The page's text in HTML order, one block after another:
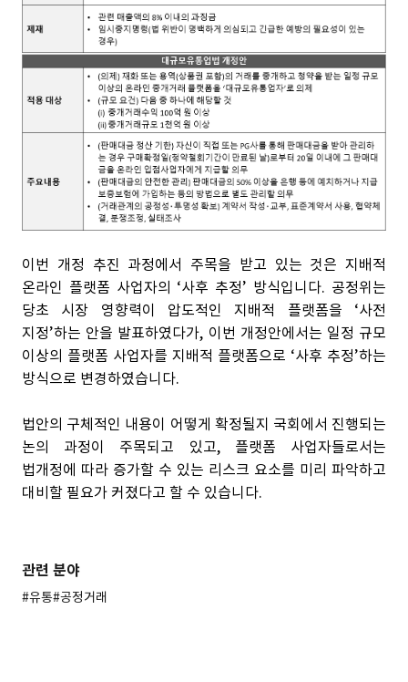
이번 개정 추진 과정에서 주목을 받고 있는 것은 지배적
온라인 플랫폼 사업자의 ‘사후 추정’ 방식입니다. 공정위는
당초 시장 영향력이 압도적인 지배적 플랫폼을 ‘사전
지정’하는 안을 발표하였다가, 이번 개정안에서는 일정 규모
이상의 플랫폼 사업자를 지배적 플랫폼으로 ‘사후 추정’하는
방식으로 변경하였습니다.
법안의 구체적인 내용이 어떻게 확정될지 국회에서 진행되는
논의 과정이 주목되고 있고, 플랫폼 사업자들로서는
법개정에 따라 증가할 수 있는 리스크 요소를 미리 파악하고
대비할 필요가 커졌다고 할 수 있습니다.
관련 분야
#유통#공정거래